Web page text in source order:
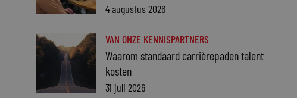
4 augustus 2026
VAN ONZE KENNISPARTNERS
Waarom standaard carrièrepaden talent
kosten
31 juli 2026